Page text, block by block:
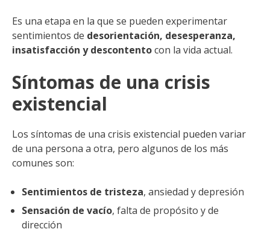
Es una etapa en la que se pueden experimentar
sentimientos de desorientación, desesperanza,
insatisfacción y descontentocon la vida actual.
Síntomas de una crisis
existencial
Los síntomas de una crisis existencial pueden variar
de una persona a otra, pero algunos de los más
comunes son:
Sentimientos de tristeza, ansiedad y depresión
Sensación de vacío, falta de propósito y de
dirección